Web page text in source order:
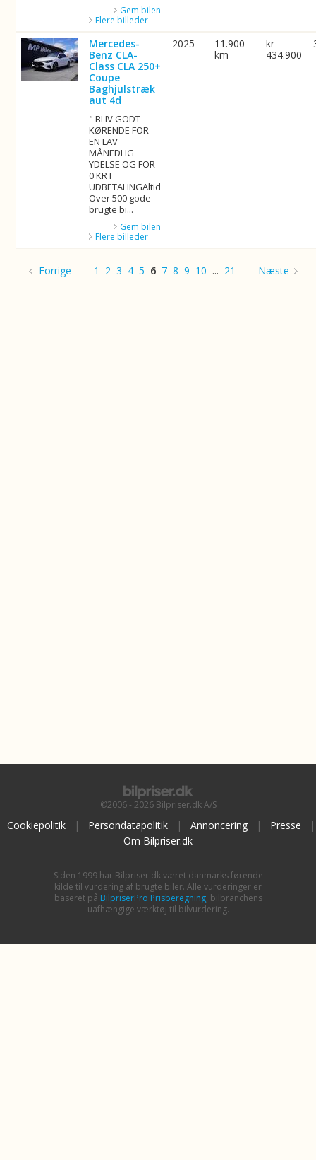
Gem bilen
Flere billeder
Mercedes-
Benz CLA-
Class CLA 250+
Coupe
Baghjulstræk
aut 4d
" BLIV GODT
KØRENDE FOR
EN LAV
MÅNEDLIG
YDELSE OG FOR
0 KR I
UDBETALINGAltid
Over 500 gode
brugte bi...
Gem bilen
Flere billeder
2025
11.900
km
kr
434.900
Forrige 1 2 3 4 5 6 7 8 9 10 ... 21 Næste
©2006 - 2026 Bilpriser.dk A/S
Cookiepolitik | Persondatapolitik | Annoncering | Presse
|
Om Bilpriser.dk
Siden 1999 har Bilpriser.dk været danmarks førende
kilde til vurdering af brugte biler. Alle vurderinger er
baseret på BilpriserPro Prisberegning, bilbranchens
uafhængige værktøj til bilvurdering.